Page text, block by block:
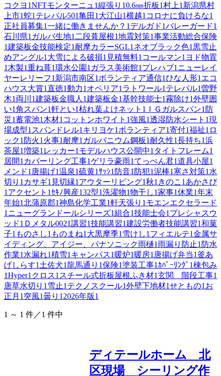
コクヨ 1NFTモンターニュ 1縦張り 10.6㎜折板1村上1 新潟県村
上市1蛇1 テレパル501亀田 1 大江山1横越1 コロナに負けるな1
正社員募集1一緒に働きませんか？ 1 デルガド1バレーガード1
石川県1 ガルバ生地1 二段葺屋根1地震対策1事業活動総合保険
1建築板金技能検定1耐摩カラーSGL1 ネオブラック色1黒雪止
めアングル1 大雪による破損1 見積無料1 コールマン1 ヨド物置
1 木製1重ね葺1環水公園 1 ガラス美術館1 プレハブ1 ニューレイ
ヤーレリーフ1 新潟市南区1 ボランティア通信1ひな人形1 エコ
ハウス大賞1直徳1動力1 オペリア1 ラトワール1 テレパル1曽野
木1 両川 1建築板金職人 1建築板金1基幹技能士1 霧除け1外壁囲
い1角スパン1軒とい1枯れ葉よけネット 1 ＩＧガルスパン1 防
災1蓄電池1 木材1 コットンホワイト 1強風1透湿防水シート 1現
場成型1 スパンドレル1 キリヨケ1 ボランティア1寄付1福祉1 ロ
ック1 防火1 火事1耐摩1 ガルバニウム鋼板1耐久性1長持ち1浜
茶屋1増築1 レッカー1 モデルハウス公開中1 タイトフレーム1
居間1 カバーリング工事1ゲリラ豪雨1てっぺん君1道具小屋1
メンド1 唐揚げ1温泉1硫黄1ｻｯｼ1 防音1 防犯1泥棒1 寒さ対策1 水
切り 1 カサギ1 見切縁1 アウターリビング1秋1 きのこ 1 あかさび
1 アクセント 1ｾｷﾉ興産132型1洗濯物1物干し1家事1休業1年末
年始1北蒲原郡1神島化学工業1軒天張り 1 モエンエクセラード
1 ニューグランドールシリーズ1組合1技能士会1 プレシャスウ
ッド1 Ｄメタル0021講習1技能講習1建設労働者技能講習1和菓
子1 ものさし1 ものまね1 大黒摩季1 雪けし1 フィエルテ1金属サ
イディング、アイジー、パナソニック雨樋1雨漏り防止1 防水
作業1 水漏れ1積雪1 キャンパス1 暖炉1 暖房1 唐揚げ弁当1釜あ
げしらす1 土佐犬1龍馬通り 1保険1塗装工事1 ｶﾊﾞｰﾘﾝｸﾞ 1棟包み
1Hyper1 クロス1 スチール式折板屋根ふき材1玄関 階段工事1
唐草水切り 1 雪止1 テクノスクール1外壁下地材1せともの1 お
正月 1 突風1曇り 1 2026年版1
1 ～ 1 件／1 件中
ディテールホーム 北
区現場 シーリング作